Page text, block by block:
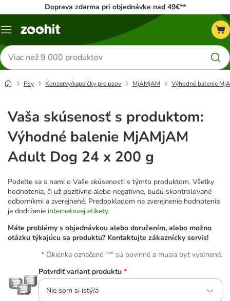
Doprava zdarma pri objednávke nad 49€**
Kategórie
Hľadať
produkty
Psy Konzervy/kapsičky pre psov MjAMjAM Výhodné balenie
Vaša skúsenosť s produktom:
Výhodné balenie MjAMjAM
Adult Dog 24 x 200 g
Podeľte sa s nami o Vaše skúsenosti s týmto produktom. Všetky
hodnotenia, či už pozitívne alebo negatívne, budú skontrolované
odborníkmi a zverejnené. Predpokladom na zverejnenie hodnotenia
je dodržanie internetovej etikety.
Máte problémy s objednávkou alebo doručením, alebo možno
otázku týkajúcu sa produktu? Kontaktujte zákaznícky servis!
Okienka označené "*" sú povinné a musia byť vyplnené.
Potvrdiť variant produktu *
Nie som si istý/á